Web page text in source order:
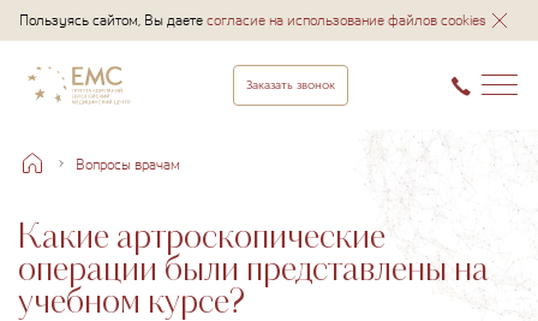
Пользуясь сайтом, Вы даетесогласие на использование файлов cookies
Заказать звонок
Вопросы врачам
Какие артроскопические
операции были представлены на
учебном курсе?